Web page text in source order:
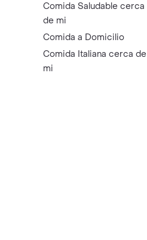
Comida Saludable cerca
de mi
Comida a Domicilio
Comida Italiana cerca de
mi